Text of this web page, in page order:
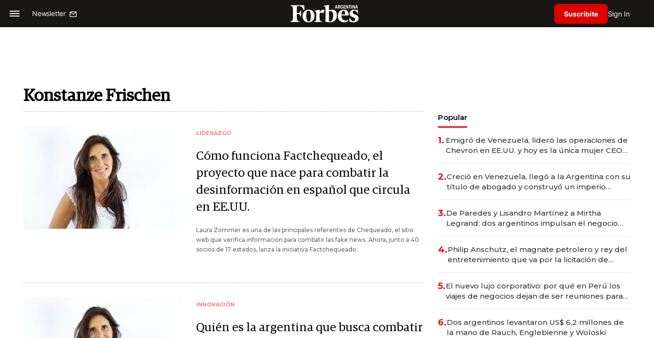
Newsletter Suscribite Sign In
Konstanze Frischen
LIDERAZGO
Cómo funciona Factchequeado, el
proyecto que nace para combatir la
desinformación en español que circula
en EE.UU.
Laura Zommer es una de las principales referentes de Chequeado, el sitio
web que verifica información para combatir las fake news. Ahora, junto a 40
socios de 17 estados, lanza la iniciativa Factchequeado.
INNOVACIÓN
Quién es la argentina que busca combatir
Popular
1. Emigró de Venezuela, lideró las operaciones de
Chevron en EE.UU. y hoy es la única mujer CEO
2.Creció en Venezuela, llegó a la Argentina con su
título de abogado y construyó un imperio
3.De Paredes y Lisandro Martínez a Mirtha
Legrand: dos argentinos impulsan el negocio
4.Philip Anschutz, el magnate petrolero y rey del
entretenimiento que va por la licitación de
5.El nuevo lujo corporativo: por qué en Perú los
viajes de negocios dejan de ser reuniones para
6.Dos argentinos levantaron US$ 6,2 millones de
la mano de Rauch, Englebienne y Woloski